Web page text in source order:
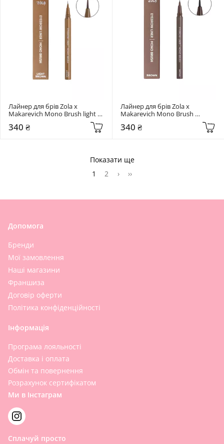
Лайнер для брів Zola x
Makarevich Mono Brush light
340 ₴
Лайнер для брів Zola x
Makarevich Mono Brush
340 ₴
Показати ще
1
2 › ››
Допомога
Бренди
Мої замовлення
Наші магазини
Франшиза
Договір оферти
Політика конфіденційності
Інформація
Програма лояльності
Доставка і оплата
Обмін та повернення
Розрахунок сертифікатом
Ми в Інстаграм
Сплачуй просто